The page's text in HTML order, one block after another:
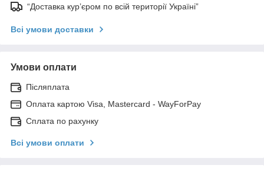
“Доставка кур’єром по всій території Україні”
Всі умови доставки
Умови оплати
Післяплата
Оплата картою Visa, Mastercard - WayForPay
Сплата по рахунку
Всі умови оплати